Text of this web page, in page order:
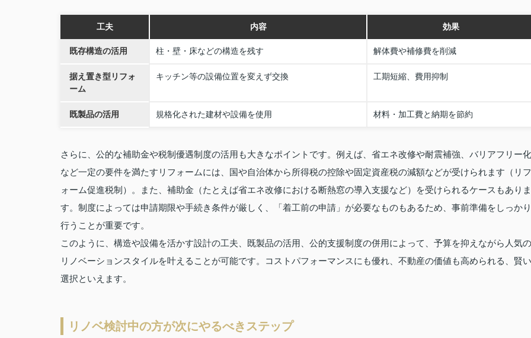
工夫 内容 効果
既存構造の活用 柱・壁・床などの構造を残す 解体費や補修費を削減
据え置き型リフォ
ーム
キッチン等の設備位置を変えず交換 工期短縮、費用抑制
既製品の活用 規格化された建材や設備を使用 材料・加工費と納期を節約
さらに、公的な補助金や税制優遇制度の活用も大きなポイントです。例えば、省エネ改修や耐震補強、バリアフリー化
など一定の要件を満たすリフォームには、国や自治体から所得税の控除や固定資産税の減額などが受けられます（リフ
ォーム促進税制）。また、補助金（たとえば省エネ改修における断熱窓の導入支援など）を受けられるケースもありま
す。制度によっては申請期限や手続き条件が厳しく、「着工前の申請」が必要なものもあるため、事前準備をしっかり
行うことが重要です。
このように、構造や設備を活かす設計の工夫、既製品の活用、公的支援制度の併用によって、予算を抑えながら人気の
リノベーションスタイルを叶えることが可能です。コストパフォーマンスにも優れ、不動産の価値も高められる、賢い
選択といえます。
リノベ検討中の方が次にやるべきステップ